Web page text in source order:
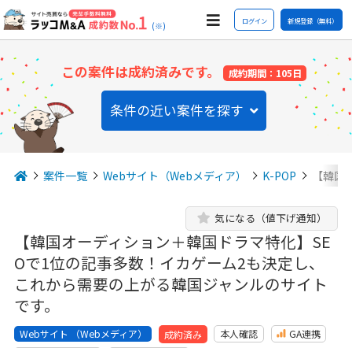
(※) ログイン 新規登録（無料）
この案件は成約済みです。 成約期間：105日
条件の近い案件を探す
案件一覧 Webサイト（Webメディア） K-POP 【韓
【韓国オーディション＋韓国ドラマ特化】SE
Oで1位の記事多数！イカゲーム2も決定し、
これから需要の上がる韓国ジャンルのサイト
です。
気になる（値下げ通知）
Webサイト （Webメディア） 成約済み 本人確認
GA連携